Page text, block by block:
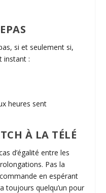
si et seulement si,
instant :
heures sent
À LA TÉLÉ
d’égalité entre les
Pas la
en espérant
toujours quelqu’un pour